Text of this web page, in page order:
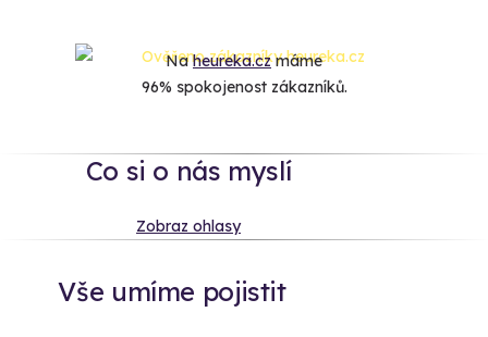
Naheureka.czmáme
96% spokojenost zákazníků.
Co si o nás myslí
Zobraz ohlasy
Vše umíme pojistit